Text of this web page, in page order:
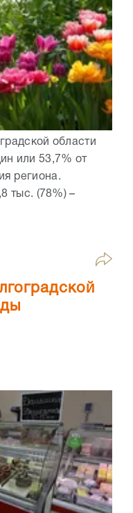
области
или 53,7% от
региона.
тыс. (78%) –